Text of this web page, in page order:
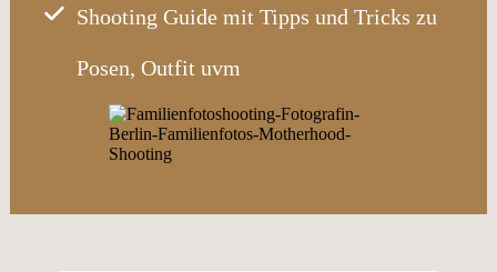
Shooting Guide mit Tipps und Tricks zu
Posen, Outfit uvm